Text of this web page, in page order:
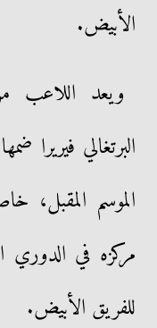
الأبيض.
ويعد اللاعب
البرتغالي
الموسم المقبل،
مركزه في
للفريق الأبيض.